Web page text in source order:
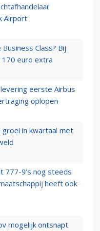
Airport
Class? Bij
170 euro extra
eerste Airbus
oplopen
groei in kwartaal met
777-9’s nog steeds
heeft ook
mogelijk ontsnapt